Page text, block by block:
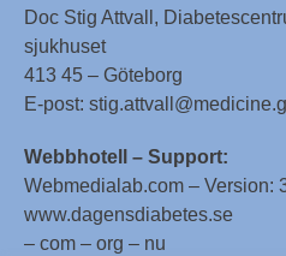
Doc Stig Attvall,
sjukhuset
413 45 – Göteborg
E-post:
Webbhotell – Support:
Webmedialab.com – Version:
www.dagensdiabetes.se
– com – org – nu